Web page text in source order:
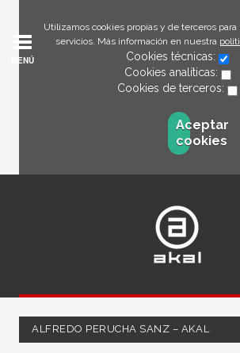
Utilizamos cookies propias y de terceros
servicios. Más información en nuestra
Cookies técnicas:
Cookies analíticas:
Cookies de terceros:
Aceptar
cookies
MENÚ
ALFREDO PERUCHA SANZ – AKAL